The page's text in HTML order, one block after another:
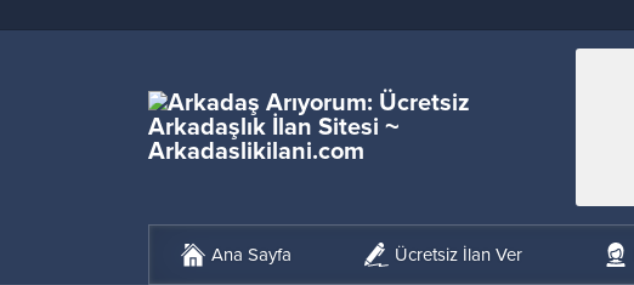
Ana Sayfa Ücretsiz İlan Ver